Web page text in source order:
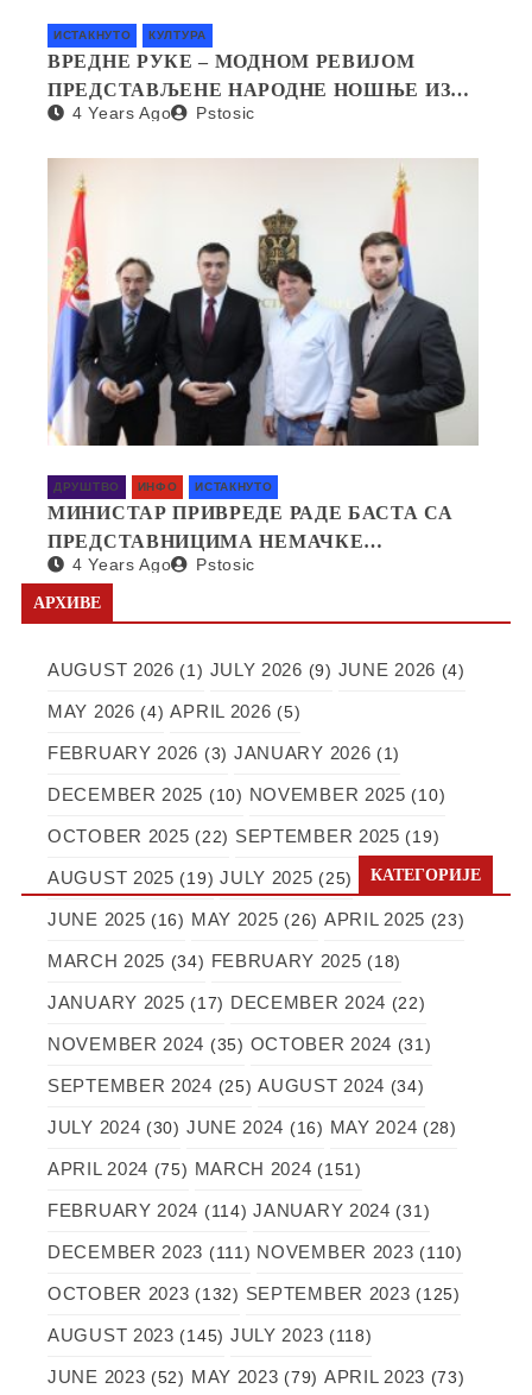
ИСТАКНУТО КУЛТУРА
ВРЕДНЕ РУКЕ – МОДНОМ РЕВИЈОМ
ПРЕДСТАВЉЕНЕ НАРОДНЕ НОШЊЕ ИЗ
СВИХ КРАЈЕВА СРБИЈЕ
4 Years Ago Pstosic
ДРУШТВО ИНФО ИСТАКНУТО
МИНИСТАР ПРИВРЕДЕ РАДЕ БАСТА СА
ПРЕДСТАВНИЦИМА НЕМАЧКЕ
КОМПАНИЈЕ SAPI О ОТВАРАЊУ
ФАБРИКЕ У СРБИЈИ
4 Years Ago Pstosic
АРХИВЕ
AUGUST 2026 (1) JULY 2026 (9) JUNE 2026 (4)
MAY 2026 (4) APRIL 2026 (5)
FEBRUARY 2026 (3) JANUARY 2026 (1)
DECEMBER 2025 (10) NOVEMBER 2025 (10)
OCTOBER 2025 (22) SEPTEMBER 2025 (19)
AUGUST 2025 (19) JULY 2025 (25)
JUNE 2025 (16) MAY 2025 (26) APRIL 2025 (23)
MARCH 2025 (34) FEBRUARY 2025 (18)
JANUARY 2025 (17) DECEMBER 2024 (22)
NOVEMBER 2024 (35) OCTOBER 2024 (31)
SEPTEMBER 2024 (25) AUGUST 2024 (34)
JULY 2024 (30) JUNE 2024 (16) MAY 2024 (28)
APRIL 2024 (75) MARCH 2024 (151)
FEBRUARY 2024 (114) JANUARY 2024 (31)
DECEMBER 2023 (111) NOVEMBER 2023 (110)
OCTOBER 2023 (132) SEPTEMBER 2023 (125)
AUGUST 2023 (145) JULY 2023 (118)
JUNE 2023 (52) MAY 2023 (79) APRIL 2023 (73)
КАТЕГОРИЈЕ